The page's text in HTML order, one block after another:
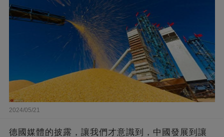
2024/05/21
德國媒體的披露，讓我們才意識到，中國發展到讓